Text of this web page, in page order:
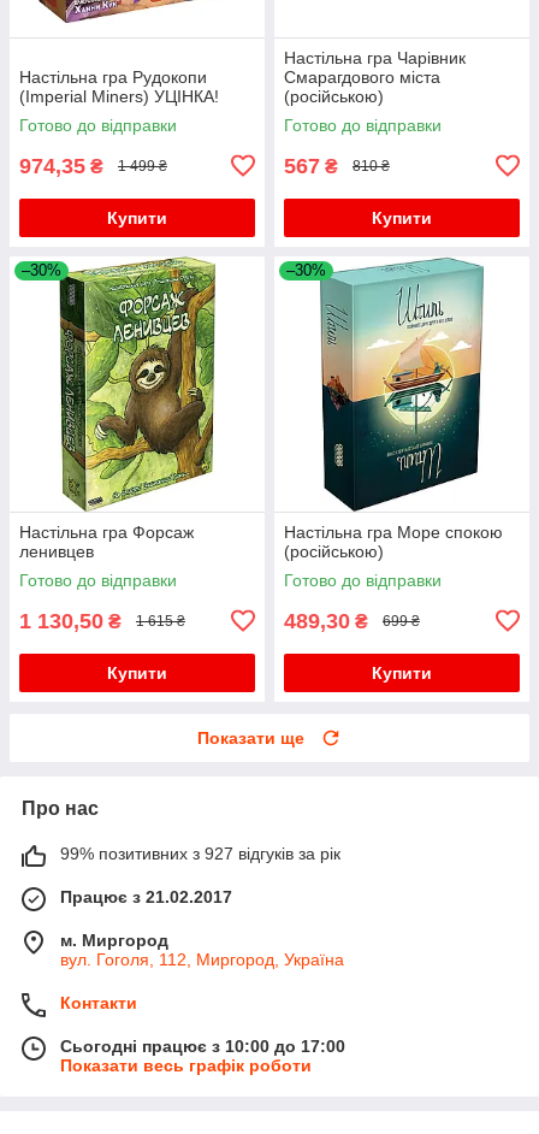
Настільна гра Рудокопи
(Imperial Miners) УЦІНКА!
Готово до відправки
974,35 ₴ 1 499 ₴
Купити
Настільна гра Чарівник
Смарагдового міста
(російською)
Готово до відправки
567 ₴ 810 ₴
Купити
–30%
Настільна гра Форсаж
ленивцев
Готово до відправки
1 130,50 ₴ 1 615 ₴
Купити
–30%
Настільна гра Море спокою
(російською)
Готово до відправки
489,30 ₴ 699 ₴
Купити
Показати ще
Про нас
99% позитивних з 927 відгуків за рік
Працює з 21.02.2017
м. Миргород
вул. Гоголя, 112, Миргород, Україна
Контакти
Сьогодні працює з 10:00 до 17:00
Показати весь графік роботи